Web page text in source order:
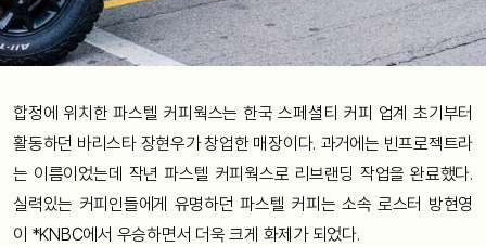
합정에 위치한 파스텔 커피웍스는 한국 스페셜티 커피 업계 초기부터
활동하던 바리스타 장현우가 창업한 매장이다. 과거에는 빈프로젝트라
는 이름이었는데 작년 파스텔 커피웍스로 리브랜딩 작업을 완료했다.
실력있는 커피인들에게 유명하던 파스텔 커피는 소속 로스터 방현영
이 *KNBC에서 우승하면서 더욱 크게 화제가 되었다.